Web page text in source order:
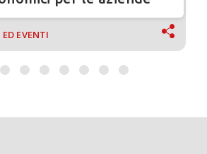
EVENTI